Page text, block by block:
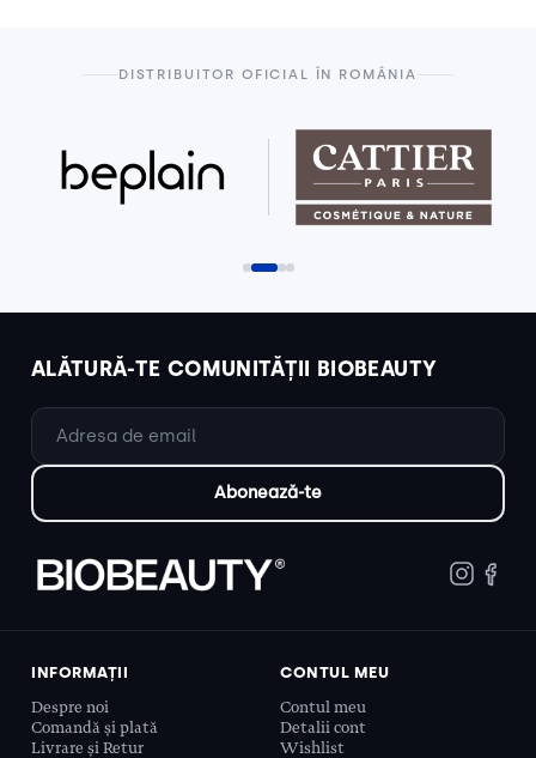
DISTRIBUITOR OFICIAL ÎN ROMÂNIA
ALĂTURĂ-TE COMUNITĂȚII BIOBEAUTY
INFORMAȚII
Despre noi
Comandă și plată
Livrare și Retur
CONTUL MEU
Contul meu
Detalii cont
Wishlist